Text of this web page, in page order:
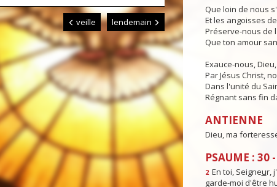
veille lendemain
Que loin de nous
Et les angoisses
Préserve-nous de
Que ton amour
Exauce-nous,
Par Jésus Christ,
Dans l'unité du
Régnant sans fin
ANTIENNE
Dieu, ma
PSAUME : 30
2 En toi, Seigneur,
garde-moi d'être